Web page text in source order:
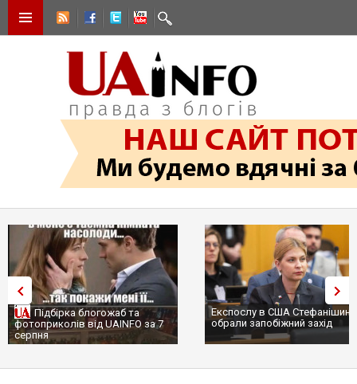
Підбірка блогожаб та
фотоприколів від UAINFO за 7
серпня
Експослу в США
обрали запобіжний захід